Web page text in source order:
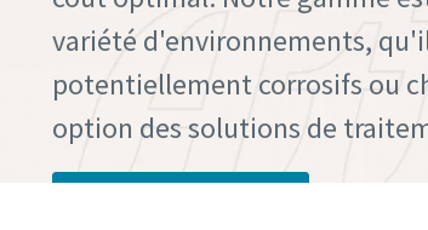
variété d'environnements,
potentiellement corrosifs ou
option des solutions de